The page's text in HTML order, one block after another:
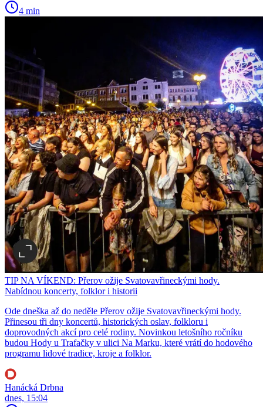
4 min
TIP NA VÍKEND: Přerov ožije Svatovavřineckými hody.
Nabídnou koncerty, folklor i historii
Ode dneška až do neděle Přerov ožije Svatovavřineckými hody.
Přinesou tři dny koncertů, historických oslav, folkloru i
doprovodných akcí pro celé rodiny. Novinkou letošního ročníku
budou Hody u Trafačky v ulici Na Marku, které vrátí do hodového
programu lidové tradice, kroje a folklor.
Hanácká Drbna
dnes, 15:04